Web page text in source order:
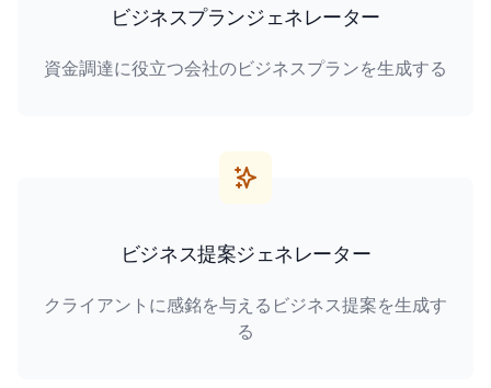
ビジネスプランジェネレーター
資金調達に役立つ会社のビジネスプランを生成する
ビジネス提案ジェネレーター
クライアントに感銘を与えるビジネス提案を生成す
る